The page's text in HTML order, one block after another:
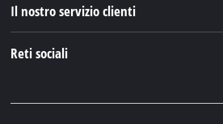
Einhell Germany AG
Il nostro servizio clienti
Reti sociali